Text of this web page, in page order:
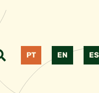
PT EN ES